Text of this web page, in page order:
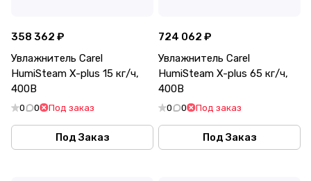
358 362 ₽
Увлажнитель Carel
HumiSteam X-plus 15 кг/ч,
400В
0 0 Под заказ
Под Заказ
724 062 ₽
Увлажнитель Carel
HumiSteam X-plus 65 кг/ч,
400В
0 0 Под заказ
Под Заказ